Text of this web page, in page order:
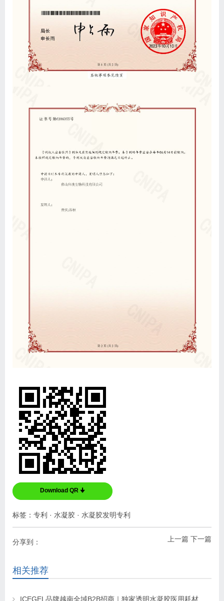
Download QR 🠋
标签： 专利 · 水凝胶 · 水凝胶发明专利
上一篇 下一篇
分享到：
相关推荐